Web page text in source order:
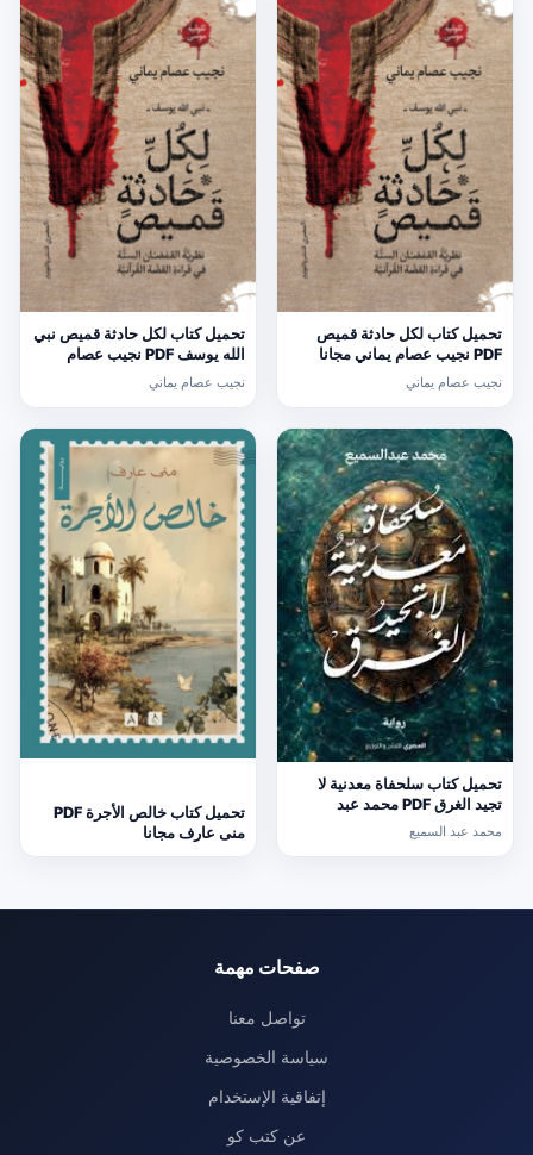
تحميل كتاب لكل حادثة قميص
PDF نجيب عصام يماني مجانا
نجيب عصام يماني
تحميل كتاب لكل حادثة قميص نبي
الله يوسف PDF نجيب عصام
يماني مجانا
نجيب عصام يماني
تحميل كتاب سلحفاة معدنية لا
تجيد الغرق PDF محمد عبد
محمد عبد السميع
تحميل كتاب خالص الأجرة PDF
منى عارف مجانا
صفحات مهمة
تواصل معنا
سياسة الخصوصية
إتفاقية الإستخدام
عن كتب كو